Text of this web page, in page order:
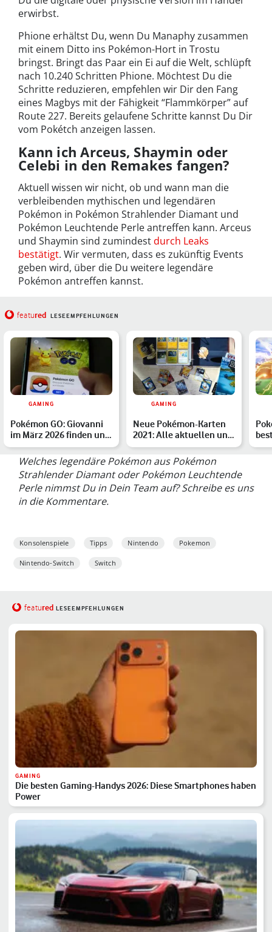
erwirbst.
Phione erhältst Du, wenn Du Manaphy zusammen
mit einem Ditto ins Pokémon-Hort in Trostu
bringst. Bringt das Paar ein Ei auf die Welt, schlüpft
nach 10.240 Schritten Phione. Möchtest Du die
Schritte reduzieren, empfehlen wir Dir den Fang
eines Magbys mit der Fähigkeit “Flammkörper” auf
Route 227. Bereits gelaufene Schritte kannst Du Dir
vom Pokétch anzeigen lassen.
Kann ich Arceus, Shaymin oder
Celebi in den Remakes fangen?
Aktuell wissen wir nicht, ob und wann man die
verbleibenden mythischen und legendären
Pokémon in Pokémon Strahlender Diamant und
Pokémon Leuchtende Perle antreffen kann. Arceus
und Shaymin sind zumindestdurch Leaks
bestätigt. Wir vermuten, dass es zukünftig Events
geben wird, über die Du weitere legendäre
Pokémon antreffen kannst.
featured LESEEMPFEHLUNGEN
GAMING
Pokémon GO: Giovanni
im März 2026 finden und
besiegen
GAMING
Neue Pokémon-Karten
2021: Alle aktuellen und
zukünftigen Produkte…
Welches legendäre Pokémon aus Pokémon
Strahlender Diamant oder Pokémon Leuchtende
Perle nimmst Du in Dein Team auf? Schreibe es uns
in die Kommentare.
Konsolenspiele Tipps Nintendo Pokemon
Nintendo-Switch Switch
featured LESEEMPFEHLUNGEN
GAMING
Die besten Gaming-Handys 2026: Diese Smartphones haben
Power